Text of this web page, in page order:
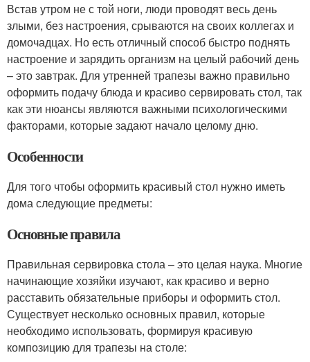
Встав утром не с той ноги, люди проводят весь день
злыми, без настроения, срываются на своих коллегах и
домочадцах. Но есть отличный способ быстро поднять
настроение и зарядить организм на целый рабочий день
– это завтрак. Для утренней трапезы важно правильно
оформить подачу блюда и красиво сервировать стол, так
как эти нюансы являются важными психологическими
факторами, которые задают начало целому дню.
Особенности
Для того чтобы оформить красивый стол нужно иметь
дома следующие предметы:
Основные правила
Правильная сервировка стола – это целая наука. Многие
начинающие хозяйки изучают, как красиво и верно
расставить обязательные приборы и оформить стол.
Существует несколько основных правил, которые
необходимо использовать, формируя красивую
композицию для трапезы на столе: